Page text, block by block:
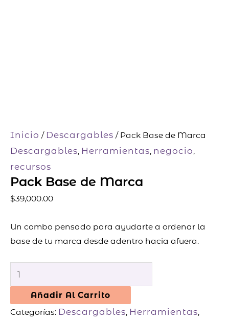
Inicio / Descargables / Pack Base de Marca
Descargables, Herramientas, negocio,
recursos
Pack Base de Marca
$39,000.00
Un combo pensado para ayudarte a ordenar la
base de tu marca desde adentro hacia afuera.
Añadir Al Carrito
Categorías: Descargables, Herramientas,